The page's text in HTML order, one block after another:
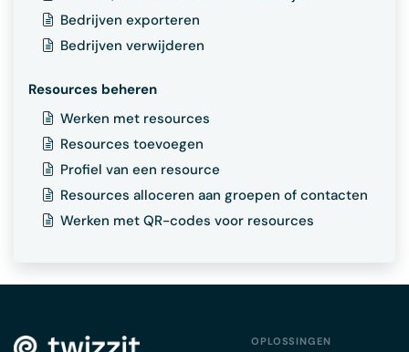
Bedrijven exporteren
Bedrijven verwijderen
Resources beheren
Werken met resources
Resources toevoegen
Profiel van een resource
Resources alloceren aan groepen of contacten
Werken met QR-codes voor resources
OPLOSSINGEN